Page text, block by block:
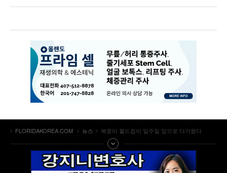
FLORIDAKOREA.COM 뉴스 북중미 월드컵이 일주일 앞으로 다가왔다